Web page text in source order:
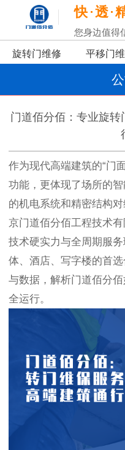
快 透
您身边值得
旋转门维修 平移门
门道佰分佰：专业旋
作为现代高端建筑的“门
功能，更体现了场所的
的机电系统和精密结构
京门道佰分佰工程技术
技术硬实力与全周期服
体、酒店、写字楼的首
与数据，解析门道佰分
全运行。